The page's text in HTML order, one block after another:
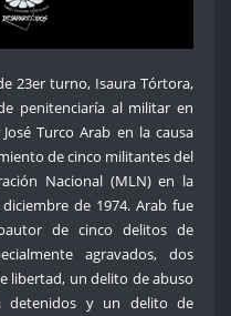
23er turno, Isaura Tórtora,
penitenciaría al militar en
Turco Arab en la causa
de cinco militantes del
Nacional (MLN) en la
de 1974. Arab fue
de cinco delitos de
agravados, dos
libertad, un delito de abuso
detenidos y un delito de